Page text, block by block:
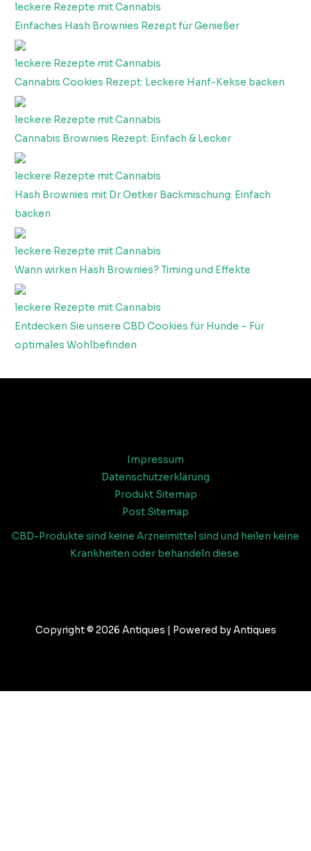
leckere Rezepte mit Cannabis
Einfaches Hash Brownies Rezept für Genießer
leckere Rezepte mit Cannabis
Cannabis Cookies Rezept: Leckere Hanf-Kekse backen
leckere Rezepte mit Cannabis
Cannabis Brownies Rezept: Einfach & Lecker
leckere Rezepte mit Cannabis
Hash Brownies mit Dr Oetker Backmischung: Einfach
backen
leckere Rezepte mit Cannabis
Wann wirken Hash Brownies? Timing und Effekte
leckere Rezepte mit Cannabis
Entdecken Sie unsere CBD Cookies für Hunde – Für
optimales Wohlbefinden
Impressum
Datenschutzerklärung
Produkt Sitemap
Post Sitemap
CBD-Produkte sind keine Arzneimittel sind und heilen keine
Krankheiten oder behandeln diese.
Copyright © 2026 Antiques | Powered by Antiques